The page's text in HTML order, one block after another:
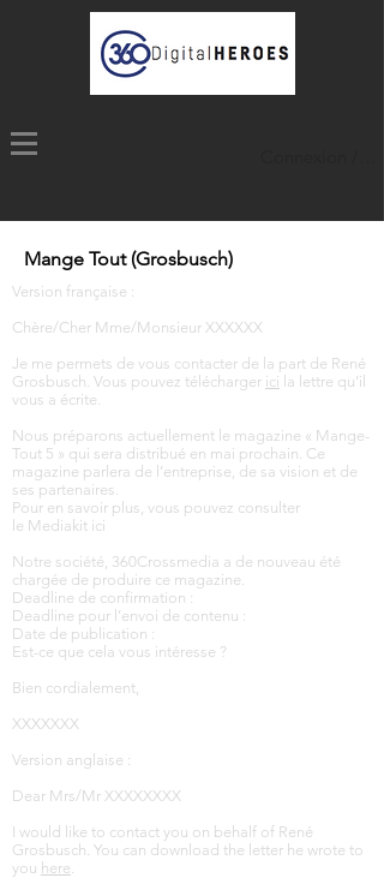
Mange Tout (Grosbusch)
Version française :
Chère/Cher Mme/Monsieur XXXXXX
Je me permets de vous contacter de la part de René
Grosbusch. Vous pouvez télécharger ici la lettre qu’il
vous a écrite.
Nous préparons actuellement le magazine « Mange-
Tout 5 » qui sera distribué en mai prochain. Ce
magazine parlera de l’entreprise, de sa vision et de
ses partenaires.
Pour en savoir plus, vous pouvez consulter
le Mediakit ici
Notre société, 360Crossmedia a de nouveau été
chargée de produire ce magazine.
Deadline de confirmation :
Deadline pour l’envoi de contenu :
Date de publication :
Est-ce que cela vous intéresse ?
Bien cordialement,
XXXXXXX
Version anglaise :
Dear Mrs/Mr XXXXXXXX
I would like to contact you on behalf of René
Grosbusch. You can download the letter he wrote to
you here.